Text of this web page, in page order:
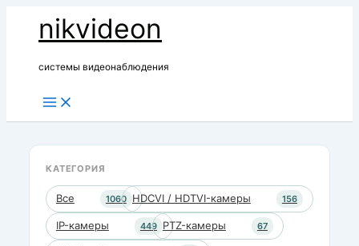
nikvideon
системы видеонаблюдения
КАТЕГОРИЯ
Все 1060 HDCVI / HDTVI-камеры 156
IP-камеры 449 PTZ-камеры 67